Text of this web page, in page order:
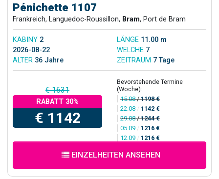
Pénichette 1107
Frankreich, Languedoc-Roussillon, Bram, Port de Bram
KABINY 2 LÄNGE 11.00 m
2026-08-22
WELCHE 7
ALTER 36 Jahre ZEITRAUM 7 Tage
€ 1631
RABATT 30%
€ 1142
Bevorstehende Termine
(Woche):
15.08/1198 €
22.08 / 1142 €
29.08/1244 €
05.09 / 1216 €
12.09 / 1216 €
EINZELHEITEN ANSEHEN